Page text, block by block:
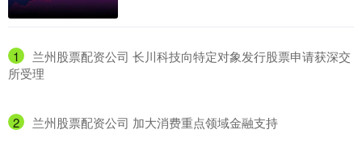
1
​兰州股票配资公司 长川科技向特定对象发行股票申请获深交
所受理
2 ​兰州股票配资公司 加大消费重点领域金融支持